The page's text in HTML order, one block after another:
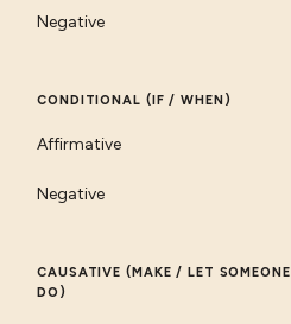
Negative
CONDITIONAL (IF / WHEN)
Affirmative
Negative
CAUSATIVE (MAKE / LET SOMEONE
DO)